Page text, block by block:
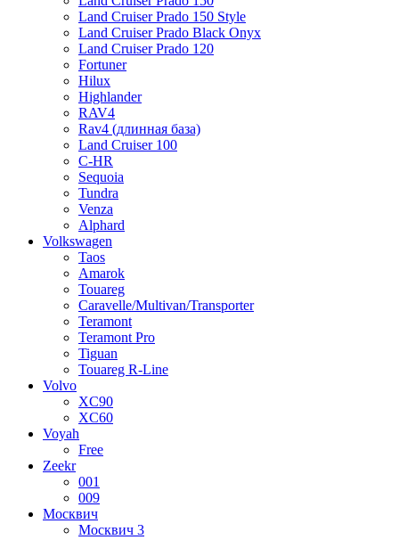
Land Cruiser Prado 150 Style
Land Cruiser Prado Black Onyx
Land Cruiser Prado 120
Fortuner
Hilux
Highlander
RAV4
Rav4 (длинная база)
Land Cruiser 100
C-HR
Sequoia
Tundra
Venza
Alphard
Volkswagen
Taos
Amarok
Touareg
Caravelle/Multivan/Transporter
Teramont
Teramont Pro
Tiguan
Touareg R-Line
Volvo
XC90
XC60
Voyah
Free
Zeekr
001
009
Москвич
Москвич 3